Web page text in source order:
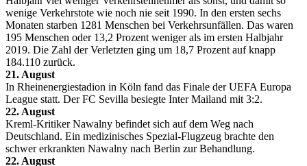
wenige Verkehrstote wie noch nie seit 1990. In den ersten sechs
Monaten starben 1281 Menschen bei Verkehrsunfällen. Das waren
195 Menschen oder 13,2 Prozent weniger als im ersten Halbjahr
2019. Die Zahl der Verletzten ging um 18,7 Prozent auf knapp
184.110 zurück.
21. August
In Rheinenergiestadion in Köln fand das Finale der UEFA Europa
League statt. Der FC Sevilla besiegte Inter Mailand mit 3:2.
22. August
Kreml-Kritiker Nawalny befindet sich auf dem Weg nach
Deutschland. Ein medizinisches Spezial-Flugzeug brachte den
schwer erkrankten Nawalny nach Berlin zur Behandlung.
22. August